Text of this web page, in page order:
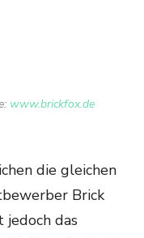
www.brickfox.de
die gleichen
Brick
jedoch das